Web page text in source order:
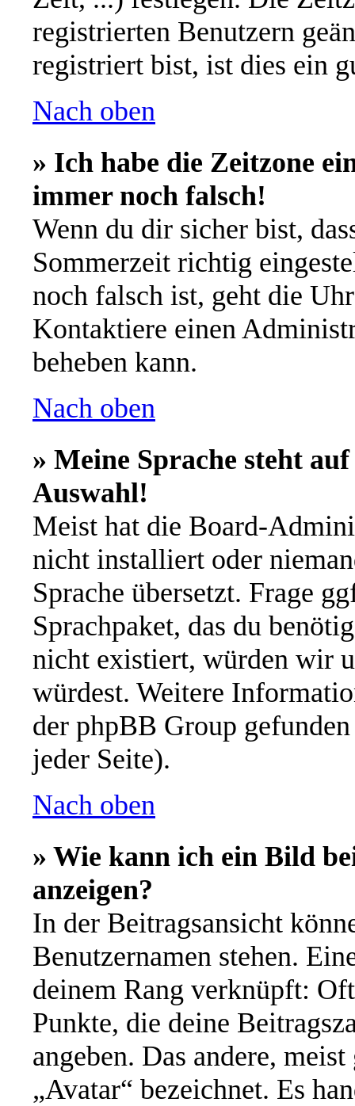
registrierten Benutzern
registriert bist, ist dies ein
Nach oben
» Ich habe die Zeitzone
immer noch falsch!
Wenn du dir sicher bist,
Sommerzeit richtig
noch falsch ist, geht die
Kontaktiere einen
beheben kann.
Nach oben
» Meine Sprache steht
Auswahl!
Meist hat die Board-
nicht installiert oder
Sprache übersetzt. Frage
Sprachpaket, das du
nicht existiert, würden wir
würdest. Weitere
der phpBB Group
jeder Seite).
Nach oben
» Wie kann ich ein Bild
anzeigen?
In der Beitragsansicht
Benutzernamen stehen.
deinem Rang verknüpft:
Punkte, die deine
angeben. Das andere,
„Avatar“ bezeichnet. Es